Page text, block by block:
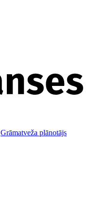
Grāmatveža plānotājs